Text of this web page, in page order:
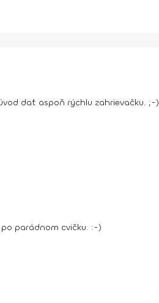
dať aspoň rýchlu zahrievačku. ;-)
parádnom cvičku. :-)